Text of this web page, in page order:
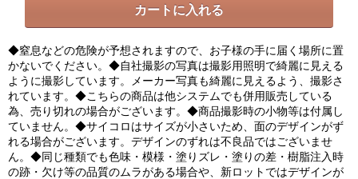
◆窒息などの危険が予想されますので、お子様の手に届く場所に置
かないでください。◆自社撮影の写真は撮影用照明で綺麗に見える
ように撮影しています。メーカー写真も綺麗に見えるよう、撮影さ
れています。◆こちらの商品は他システムでも併用販売している
為、売り切れの場合がございます。◆商品撮影時の小物等は付属し
ていません。◆サイコロはサイズが小さいため、面のデザインがず
れる場合がございます。デザインのずれは不良品ではございませ
ん。◆同じ種類でも色味・模様・塗りズレ・塗りの差・樹脂注入時
の跡・欠け等の品質のムラがある場合や、新ロットではデザインが